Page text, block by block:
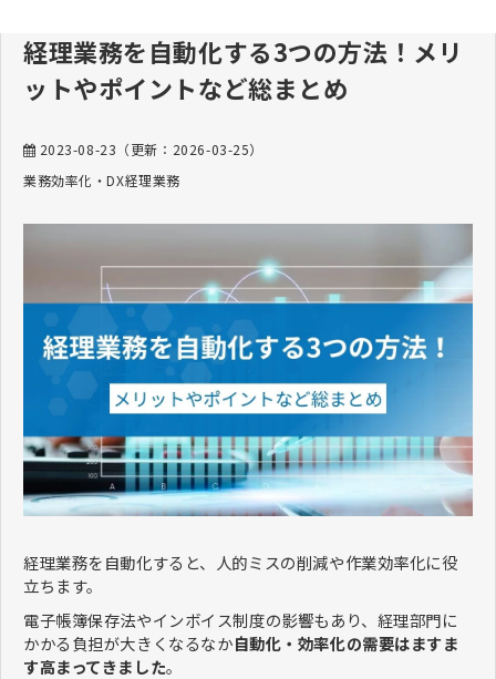
経理業務を自動化する3つの方法！メリ
ットやポイントなど総まとめ
2023-08-23 （更新： 2026-03-25）
業務効率化・DX経理業務
経理業務を自動化すると、人的ミスの削減や作業効率化に役
立ちます。
電子帳簿保存法やインボイス制度の影響もあり、経理部門に
かかる負担が大きくなるなか自動化・効率化の需要はますま
す高まってきました。